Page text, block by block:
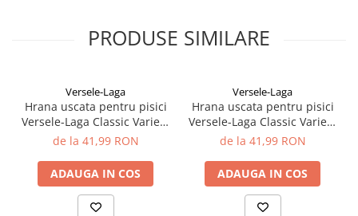
PRODUSE SIMILARE
Versele-Laga
Hrana uscata pentru pisici
Versele-Laga Classic Variety
4kg
de la 41,99 RON
ADAUGA IN COS
Versele-Laga
Hrana uscata pentru pisici
Versele-Laga Classic Variety
10kg
de la 41,99 RON
ADAUGA IN COS